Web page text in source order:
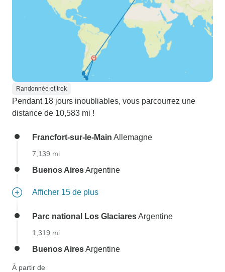
Randonnée et trek
Pendant 18 jours inoubliables, vous parcourrez une
distance de 10,583 mi !
Francfort-sur-le-Main Allemagne
7,139 mi
Buenos AiresArgentine
Afficher 15 de plus
Parc national Los GlaciaresArgentine
1,319 mi
Buenos AiresArgentine
À partir de